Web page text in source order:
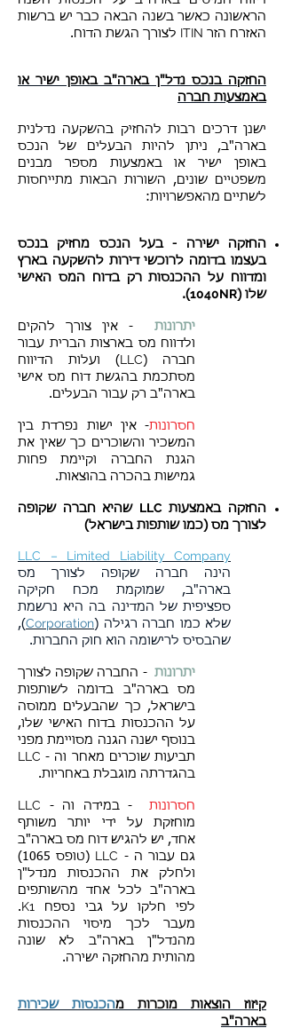
הראשונה כאשר בשנה הבאה כבר יש ברשות
האזרח הזר ITIN לצורך הגשת הדוח.
החזקה בנכס נדל"ן בארה"ב באופן ישיר או
באמצעות חברה
ישנן דרכים רבות להחזיק בהשקעה נדלנית
בארה"ב, ניתן להיות הבעלים של הנכס
באופן ישיר או באמצעות מספר מבנים
משפטיים שונים, השורות הבאות מתייחסות
לשתיים מהאפשרויות:
החזקה ישירה - בעל הנכס מחזיק בנכס
בעצמו בדומה לרוכשי דירות להשקעה בארץ
ומדווח על ההכנסות רק בדוח המס האישי
שלו (1040NRׂ).
יתרונות
- אין צורך להקים
ולדווח מס בארצות הברית עבור
חברה ( LLC ) ועלות הדיווח
מסתכמת בהגשת דוח מס אישי
בארה"ב רק עבור הבעלים.
חסרונות- אין ישות נפרדת בין
המשכיר והשוכרים כך שאין את
הגנת החברה וקיימת פחות
גמישות בהכרה בהוצאות.
החזקה באמצעותLLC שהיא חברה שקופה
לצורך מס (כמו שותפות בישראל)
LLC – Limited Liability Company
הינה חברה שקופה לצורך מס
בארה"ב, שמוקמת מכח חקיקה
ספציפית של המדינה בה היא נרשמת
שלא כמו חברה רגילה (Corporation
),
שהבסיס לרישומה הוא חוק החברות.
יתרונות - החברה שקופה לצורך
מס בארה"ב בדומה לשותפות
בישראל, כך שהבעלים ממוסה
על ההכנסות בדוח האישי שלו,
בנוסף ישנה הגנה מסויימת מפני
תביעות שוכרים מאחר וה -LLC
בהגדרתה מוגבלת באחריות.
חסרונות - במידה וה - LLC
מוחזקת על ידי יותר משותף
אחד, יש להגיש דוח מס בארה"ב
גם עבור ה - LLC
(טופס 1065)
ולחלק את ההכנסות מנדל"ן
בארה"ב לכל אחד מהשותפים
לפי חלקו על גבי נספח
K1
.
מעבר לכך מיסוי ההכנסות
מהנדל"ן בארה"ב לא שונה
מהותית מהחזקה ישירה.
קיזוז הוצאות מוכרות מהכנסות שכירות
בארה"ב